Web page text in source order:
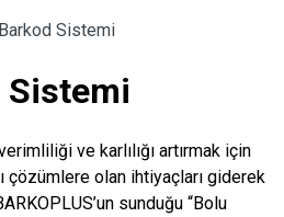
Sistemi
Sistemi
ve karlılığı artırmak için
çözümlere olan ihtiyaçları giderek
sunduğu “Bolu